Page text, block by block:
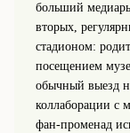
больший
вторых,
стадионом:
посещением
обычный выезд
коллаборации с
фан-променад